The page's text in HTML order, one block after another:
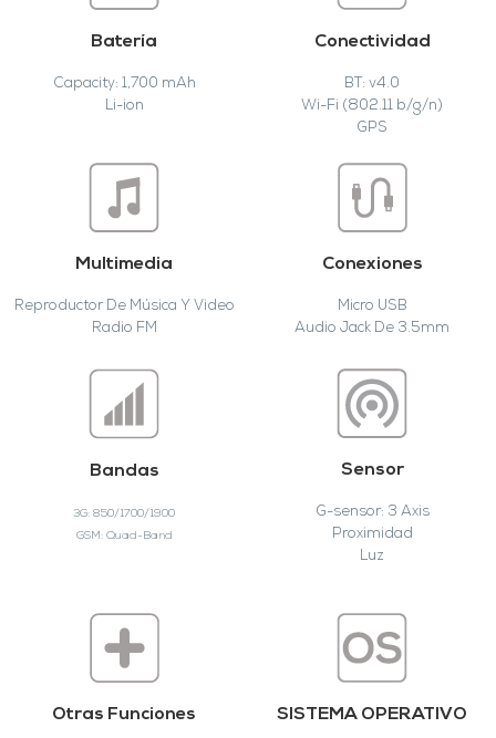
Batería
Capacity: 1,700 mAh
Li-ion
Conectividad
BT: v4.0
Wi-Fi (802.11 b/g/n)
GPS
Multimedia
Reproductor De Música Y Video
Radio FM
Conexiones
Micro USB
Audio Jack De 3.5mm
Bandas
3G: 850/1700/1900
GSM: Quad-Band
Sensor
G-sensor: 3 Axis
Proximidad
Luz
Otras Funciones SISTEMA OPERATIVO